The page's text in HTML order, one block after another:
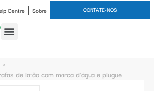
Centre Sobre CONTATE-NOS
>
de latão com marca d'água e plugue